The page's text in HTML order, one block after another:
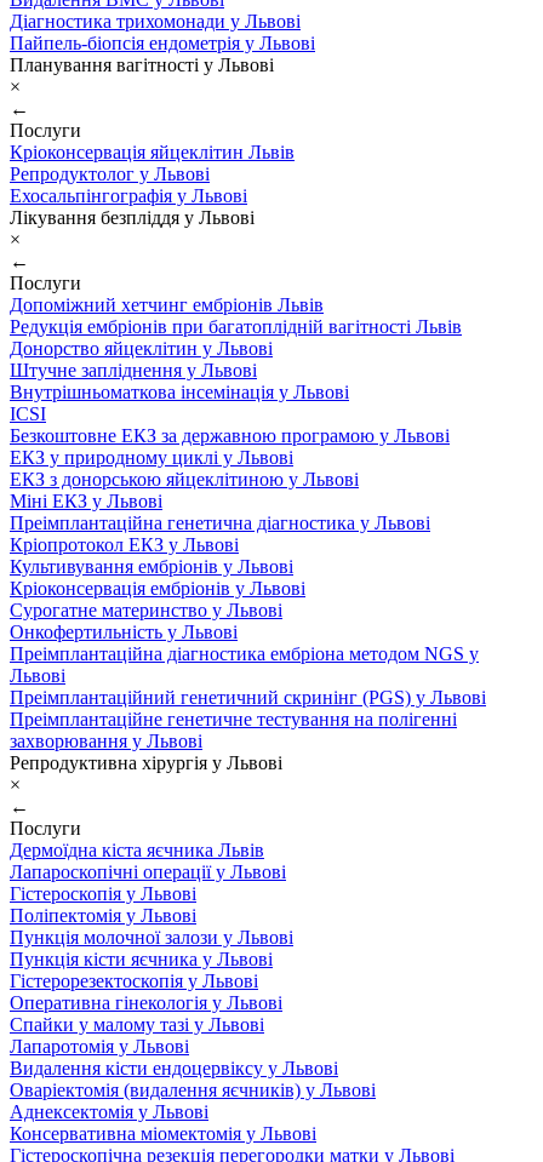
Діагностика трихомонади у Львові
Пайпель-біопсія ендометрія у Львові
Планування вагітності у Львові
×
←
Послуги
Кріоконсервація яйцеклітин Львів
Репродуктолог у Львові
Ехосальпінгографія у Львові
Лікування безпліддя у Львові
×
←
Послуги
Допоміжний хетчинг ембріонів Львів
Редукція ембріонів при багатоплідній вагітності Львів
Донорство яйцеклітин у Львові
Штучне запліднення у Львові
Внутрішньоматкова інсемінація у Львові
ICSI
Безкоштовне ЕКЗ за державною програмою у Львові
ЕКЗ у природному циклі у Львові
ЕКЗ з донорською яйцеклітиною у Львові
Міні ЕКЗ у Львові
Преімплантаційна генетична діагностика у Львові
Кріопротокол ЕКЗ у Львові
Культивування ембріонів у Львові
Кріоконсервація ембріонів у Львові
Сурогатне материнство у Львові
Онкофертильність у Львові
Преімплантаційна діагностика ембріона методом NGS у
Львові
Преімплантаційний генетичний скринінг (PGS) у Львові
Преімплантаційне генетичне тестування на полігенні
захворювання у Львові
Репродуктивна хірургія у Львові
×
←
Послуги
Дермоїдна кіста яєчника Львів
Лапароскопічні операції у Львові
Гістероскопія у Львові
Поліпектомія у Львові
Пункція молочної залози у Львові
Пункція кісти яєчника у Львові
Гістерорезектоскопія у Львові
Оперативна гінекологія у Львові
Спайки у малому тазі у Львові
Лапаротомія у Львові
Видалення кісти ендоцервіксу у Львові
Оваріектомія (видалення яєчників) у Львові
Аднексектомія у Львові
Консервативна міомектомія у Львові
Гістероскопічна резекція перегородки матки у Львові